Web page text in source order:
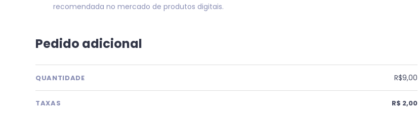
recomendada no mercado de produtos digitais.
Pedido adicional
QUANTIDADE R$9,00
TAXAS R$ 2,00